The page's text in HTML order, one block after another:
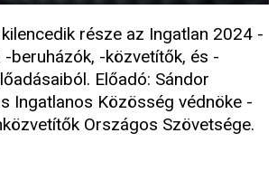
része az Ingatlan 2024 -
-beruházók, -közvetítők, és -
Előadó: Sándor
Ingatlanos Közösség védnöke -
Országos Szövetsége.